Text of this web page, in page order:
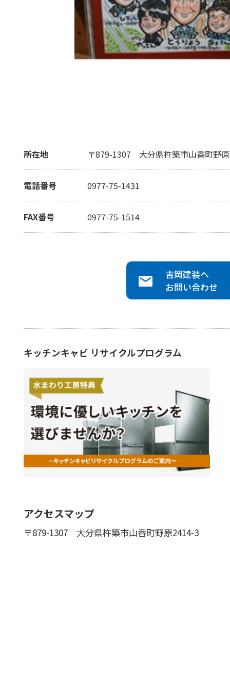
所在地 〒879-1307 大分県杵築市山香町野
電話番号 0977-75-1431
FAX番号 0977-75-1514
吉岡建装へ
お問い合わせ
キッチンキャビ リサイクルプログラム
アクセスマップ
〒879-1307 大分県杵築市山香町野原2414-3